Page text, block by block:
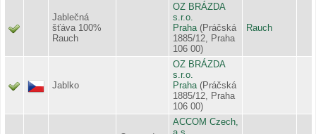
Jablečná
šťáva 100%
Rauch
OZ BRÁZDA
s.r.o.
Praha (Práčská
1885/12, Praha
106 00)
Rauch
Jablko
OZ BRÁZDA
s.r.o.
Praha (Práčská
1885/12, Praha
106 00)
ACCOM Czech,